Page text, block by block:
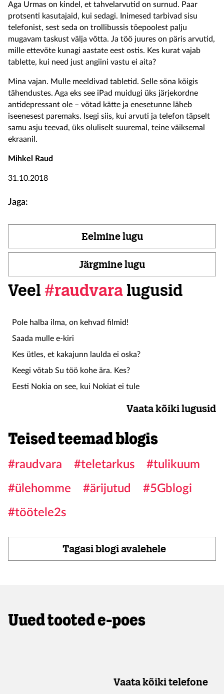
Aga Urmas on kindel, et tahvelarvutid on surnud. Paar
protsenti kasutajaid, kui sedagi. Inimesed tarbivad sisu
telefonist, sest seda on trollibussis tõepoolest palju
mugavam taskust välja võtta. Ja töö juures on päris arvutid,
mille ettevõte kunagi aastate eest ostis. Kes kurat vajab
tablette, kui need just angiini vastu ei aita?
Mina vajan. Mulle meeldivad tabletid. Selle sõna kõigis
tähendustes. Aga eks see iPad muidugi üks järjekordne
antidepressant ole – võtad kätte ja enesetunne läheb
iseenesest paremaks. Isegi siis, kui arvuti ja telefon täpselt
samu asju teevad, üks oluliselt suuremal, teine väiksemal
ekraanil.
Mihkel Raud
31.10.2018
Jaga:
Eelmine lugu
Järgmine lugu
Veel #raudvara lugusid
Pole halba ilma, on kehvad filmid!
Saada mulle e-kiri
Kes ütles, et kakajunn laulda ei oska?
Keegi võtab Su töö kohe ära. Kes?
Eesti Nokia on see, kui Nokiat ei tule
Vaata kõiki lugusid
Teised teemad blogis
#raudvara #teletarkus
#tulikuum
#ülehomme
#ärijutud
#5Gblogi
#töötele2s
Tagasi blogi avalehele
Uued tooted e-poes
Vaata kõiki telefone